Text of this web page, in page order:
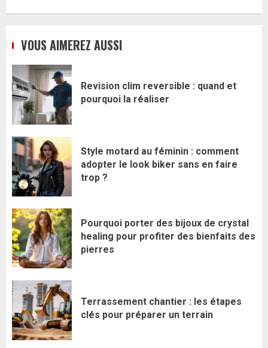
VOUS AIMEREZ AUSSI
Revision clim reversible : quand et
pourquoi la réaliser
Style motard au féminin : comment
adopter le look biker sans en faire
trop ?
Pourquoi porter des bijoux de crystal
healing pour profiter des bienfaits des
pierres
Terrassement chantier : les étapes
clés pour préparer un terrain